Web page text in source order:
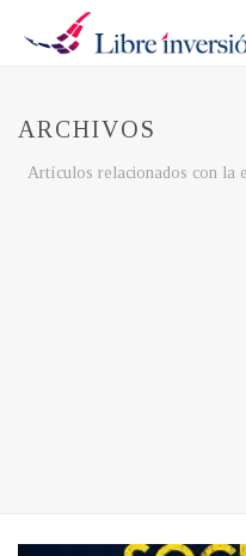
ARCHIVOS
Artículos relacionados con la